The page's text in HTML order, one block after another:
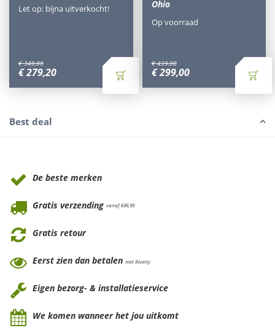
€ 349,00
€279,20
Let op: bijna uitverkocht!
Ohio
€ 439,00
€299,00
Op voorraad
Best deal
De beste merken
Gratis verzending vanaf €49,99
Gratis retour
Eerst zien dan betalen met Riverty
Eigen bezorg- & installatieservice
We komen wanneer het jou uitkomt